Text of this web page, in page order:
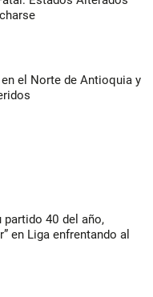
el Norte de Antioquia y
partido 40 del año,
en Liga enfrentando al